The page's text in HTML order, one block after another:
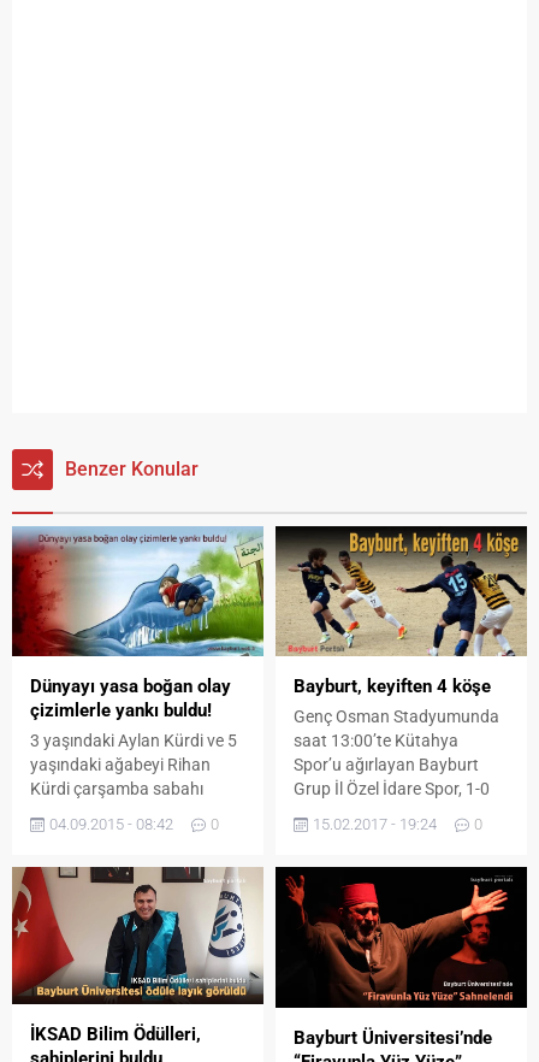
Benzer Konular
Dünyayı yasa boğan olay
çizimlerle yankı buldu!
3 yaşındaki Aylan Kürdi ve 5
yaşındaki ağabeyi Rihan
Kürdi çarşamba sabahı
şekilde fotoğraflanmıştı. İki
adasına giderken bindikleri
botun batması sonucu
hayatlarını kaybetmişlerdi.
Bodrum’da meydana gelen
bu olaya bütün dünyayı
üzdü…
04.09.2015 - 08:42 0
Bayburt, keyiften 4 köşe
Genç Osman Stadyumunda
saat 13:00’te Kütahya
Spor’u ağırlayan Bayburt
Grup İl Özel İdare Spor, 1-0
4-1'lik farklı skorla kazandı.
15.02.2017 - 19:24 0
İKSAD Bilim Ödülleri,
Bayburt Üniversitesi’nde